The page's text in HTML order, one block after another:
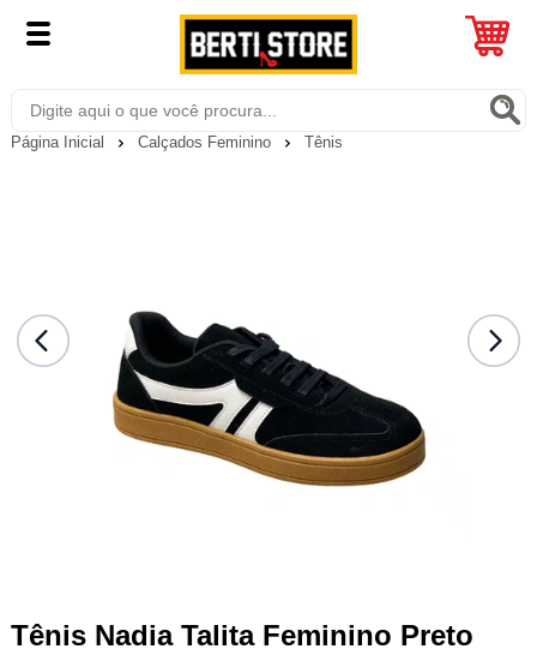
Página Inicial Calçados Feminino Tênis
Tênis Nadia Talita Feminino Preto